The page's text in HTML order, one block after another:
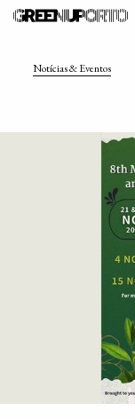
Notícias & Eventos